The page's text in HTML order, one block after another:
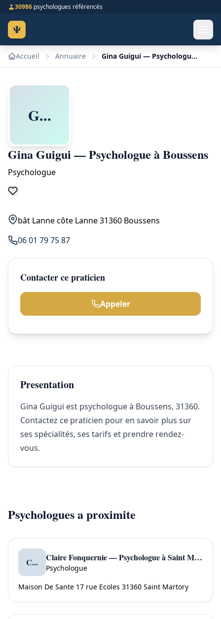
30986 psychologues référencés
Ψ
Accueil Annuaire Gina Guigui — Psychologue à Boussens
G...
Gina Guigui — Psychologue à Boussens
Psychologue
bât Lanne côte Lanne 31360 Boussens
06 01 79 75 87
Contacter ce praticien
Appeler
Presentation
Gina Guigui est psychologue à Boussens, 31360.
Contactez ce praticien pour en savoir plus sur
ses spécialités, ses tarifs et prendre rendez-
vous.
Psychologues a proximite
C... Claire Fonquernie — Psychologue à Saint Martory
Psychologue
Maison De Sante 17 rue Ecoles 31360 Saint Martory